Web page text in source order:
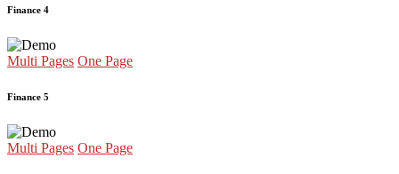
Finance 4
Multi Pages One Page
Finance 5
Multi Pages One Page